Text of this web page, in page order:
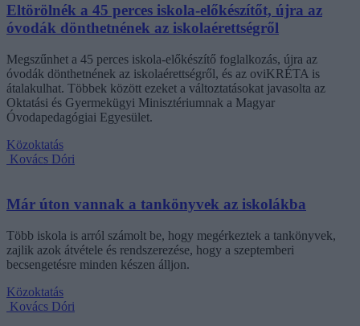
Eltörölnék a 45 perces iskola-előkészítőt, újra az
óvodák dönthetnének az iskolaérettségről
Megszűnhet a 45 perces iskola-előkészítő foglalkozás, újra az
óvodák dönthetnének az iskolaérettségről, és az oviKRÉTA is
átalakulhat. Többek között ezeket a változtatásokat javasolta az
Oktatási és Gyermekügyi Minisztériumnak a Magyar
Óvodapedagógiai Egyesület.
Közoktatás
Kovács Dóri
Már úton vannak a tankönyvek az iskolákba
Több iskola is arról számolt be, hogy megérkeztek a tankönyvek,
zajlik azok átvétele és rendszerezése, hogy a szeptemberi
becsengetésre minden készen álljon.
Közoktatás
Kovács Dóri